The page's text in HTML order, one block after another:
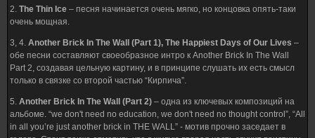
2. The Thin Ice – песня начинается очень мягко, но концовка опять-таки
очень мощная.
3, 4. Another Brick In The Wall (Part 1), The Happiest Days of Our Lives –
обе песни составляют своеобразное интро к Another Brick In The Wall
Part 2, создавая цельную картину, и в принципе слушать их есть смысл
только в связке со второй частью “Кирпича”.
5. Another Brick In The Wall (Part 2) – одна из ключевых композиций на
альбоме. “we don't need no education, we don't need no thought control”, “All
in all you’re just another brick in THE WALL” - мотив прочно заседает в